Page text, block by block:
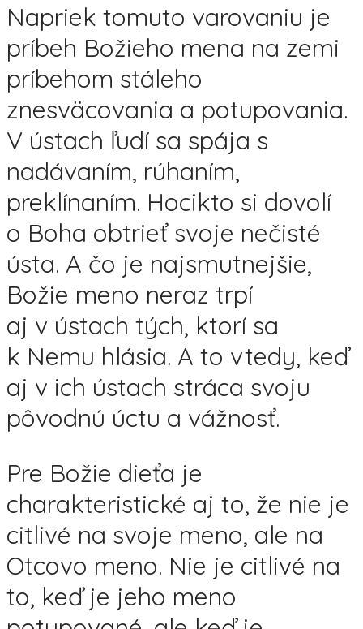
Napriek tomuto varovaniu je
príbeh Božieho mena na zemi
príbehom stáleho
znesväcovania a potupovania.
V ústach ľudí sa spája s
nadávaním, rúhaním,
preklínaním. Hocikto si dovolí
o Boha obtrieť svoje nečisté
ústa. A čo je najsmutnejšie,
Božie meno neraz trpí
aj v ústach tých, ktorí sa
k Nemu hlásia. A to vtedy, keď
aj v ich ústach stráca svoju
pôvodnú úctu a vážnosť.
Pre Božie dieťa je
charakteristické aj to, že nie je
citlivé na svoje meno, ale na
Otcovo meno. Nie je citlivé na
to, keď je jeho meno